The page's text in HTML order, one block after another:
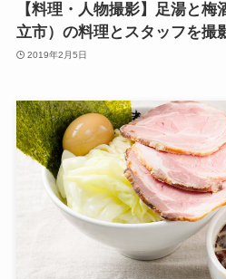
【料理・人物撮影】足湯と
立市）の料理とスタッフを撮
2019年2月5日